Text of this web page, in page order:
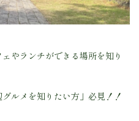
やランチができる場所を知り
ルメを知りたい方」必見！！